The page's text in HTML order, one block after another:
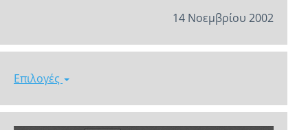
14 Νοεμβρίου 2002
Επιλογές